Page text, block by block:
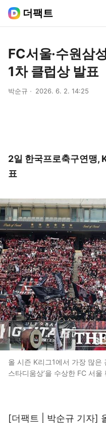
더팩트
FC서울·수원삼
1차 클럽상 발표
박순규 2026. 6. 2. 14:25
2일 한국프로축구연맹,
표
올 시즌 K리그1에서 가장 많은
스타디움상’을 수상한 FC 서
[더팩트 | 박순규 기자]